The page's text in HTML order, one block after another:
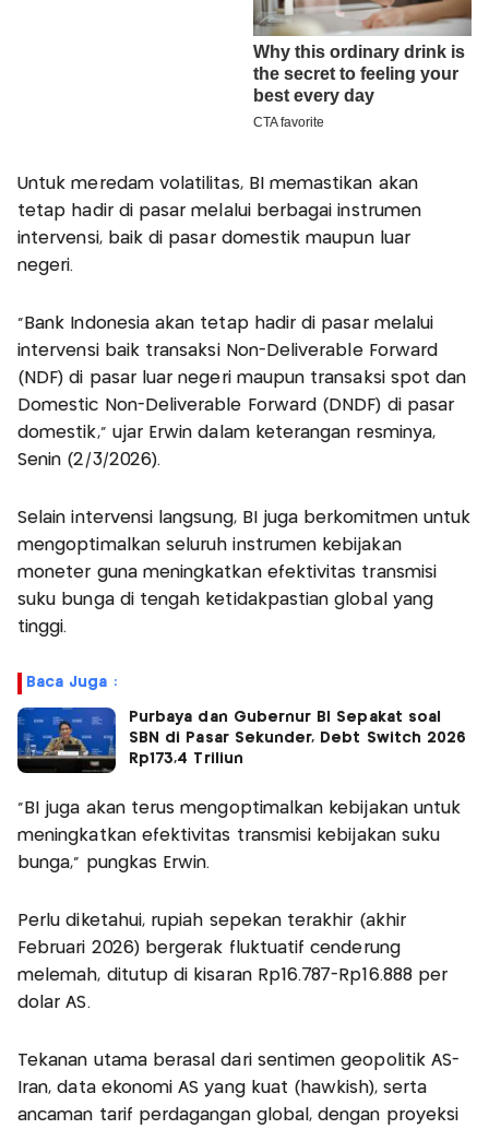
Untuk meredam volatilitas, BI memastikan akan
tetap hadir di pasar melalui berbagai instrumen
intervensi, baik di pasar domestik maupun luar
negeri.
“Bank Indonesia akan tetap hadir di pasar melalui
intervensi baik transaksi Non-Deliverable Forward
(NDF) di pasar luar negeri maupun transaksi spot dan
Domestic Non-Deliverable Forward (DNDF) di pasar
domestik,” ujar Erwin dalam keterangan resminya,
Senin (2/3/2026).
Selain intervensi langsung, BI juga berkomitmen untuk
mengoptimalkan seluruh instrumen kebijakan
moneter guna meningkatkan efektivitas transmisi
suku bunga di tengah ketidakpastian global yang
tinggi.
Baca Juga :
Purbaya dan Gubernur BI Sepakat soal
SBN di Pasar Sekunder, Debt Switch 2026
Rp173,4 Triliun
"BI juga akan terus mengoptimalkan kebijakan untuk
meningkatkan efektivitas transmisi kebijakan suku
bunga," pungkas Erwin.
Perlu diketahui, rupiah sepekan terakhir (akhir
Februari 2026) bergerak fluktuatif cenderung
melemah, ditutup di kisaran Rp16.787-Rp16.888 per
dolar AS.
Tekanan utama berasal dari sentimen geopolitik AS-
Iran, data ekonomi AS yang kuat (hawkish), serta
ancaman tarif perdagangan global, dengan proyeksi